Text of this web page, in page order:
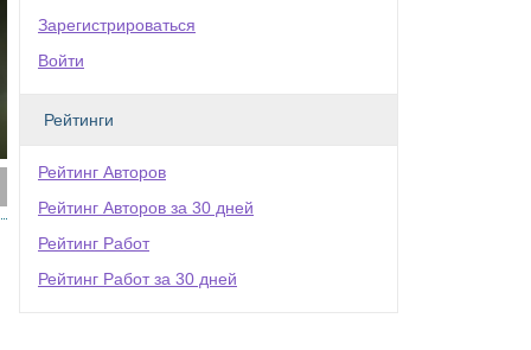
Зарегистрироваться
Войти
Рейтинги
Рейтинг Авторов
Рейтинг Авторов за 30 дней
Рейтинг Работ
Рейтинг Работ за 30 дней